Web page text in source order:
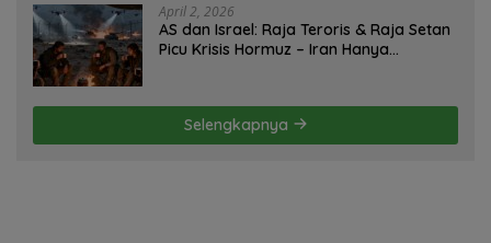
April 2, 2026
AS dan Israel: Raja Teroris & Raja Setan
Picu Krisis Hormuz – Iran Hanya
Selengkapnya